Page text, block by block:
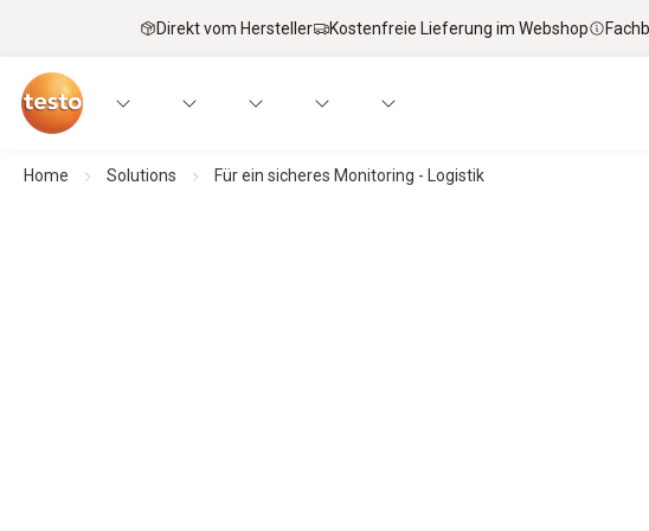
Direkt vom Hersteller Kostenfreie Lieferung im Webshop
Home Solutions Für ein sicheres Monitoring - Logistik